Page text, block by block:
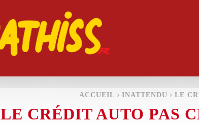
ACCUEIL INATTENDU LE
LE CRÉDIT AUTO PAS